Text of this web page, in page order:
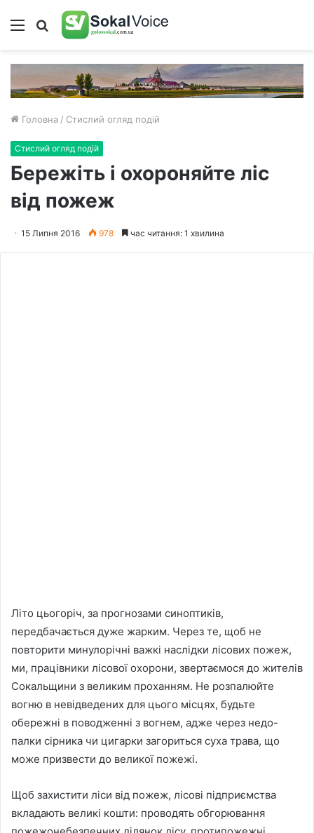
Меню Пошук
Головна / Стислий огляд подій
Стислий огляд подій
Бережіть і охороняйте ліс
від пожеж
15 Липня 2016 978 час читання: 1 хвилина
Літо цьогоріч, за прогнозами синоптиків,
передбачається дуже жарким. Через те, щоб не
повторити минулорічні важкі наслідки лісових пожеж,
ми, працівники лісової охорони, звертаємося до жителів
Сокальщини з великим проханням. Не розпалюйте
вогню в невідведених для цього місцях, будьте
обережні в поводженні з вогнем, адже через недо-
палки сірника чи цигарки загориться суха трава, що
може призвести до великої пожежі.
Щоб захистити ліси від пожеж, лісові підприємства
вкладають великі кошти: проводять обгорювання